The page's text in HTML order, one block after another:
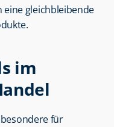
eine gleichbleibende
im
für